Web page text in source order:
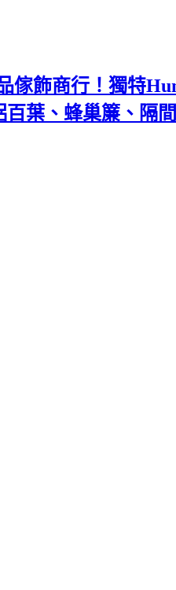
傢飾商行！獨特
葉、蜂巢簾、隔